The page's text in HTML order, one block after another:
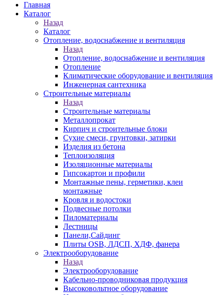
Главная
Каталог
Назад
Каталог
Отопление, водоснабжение и вентиляция
Назад
Отопление, водоснабжение и вентиляция
Отопление
Климатические оборудование и вентиляция
Инженерная сантехника
Строительные материалы
Назад
Строительные материалы
Металлопрокат
Кирпич и строительные блоки
Сухие смеси, грунтовки, затирки
Изделия из бетона
Теплоизоляция
Изоляционные материалы
Гипсокартон и профили
Монтажные пены, герметики, клеи
монтажные
Кровля и водостоки
Подвесные потолки
Пиломатериалы
Лестницы
Панели,Сайдинг
Плиты OSB, ЛДСП, ХДФ, фанера
Электрооборудование
Назад
Электрооборудование
Кабельно-проводниковая продукция
Высоковольтное оборудование